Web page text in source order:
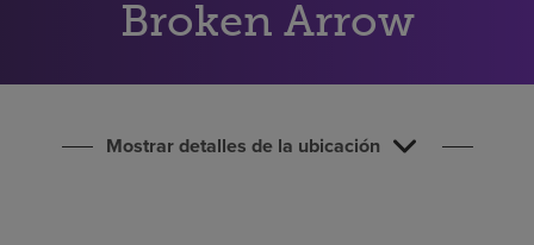
Broken Arrow
Mostrar detalles de la ubicación